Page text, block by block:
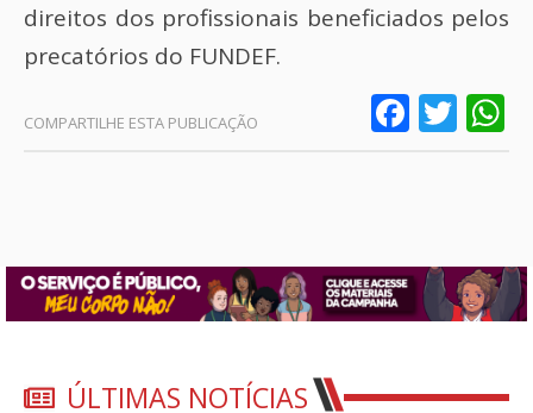
direitos dos profissionais beneficiados pelos
precatórios do FUNDEF.
ÚLTIMAS NOTÍCIAS